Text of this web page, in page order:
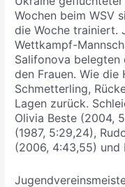
Wochen beim WSV
die Woche trainiert.
Wettkampf-
Salifonova belegten
den Frauen. Wie
Schmetterling,
Lagen zurück.
Olivia Beste (2004,
(1987, 5:29,24),
(2006, 4:43,55) und